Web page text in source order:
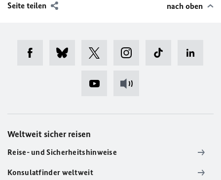
Seite teilen nach oben
Weltweit sicher reisen
Reise- und Sicherheitshinweise
Konsulatfinder weltweit